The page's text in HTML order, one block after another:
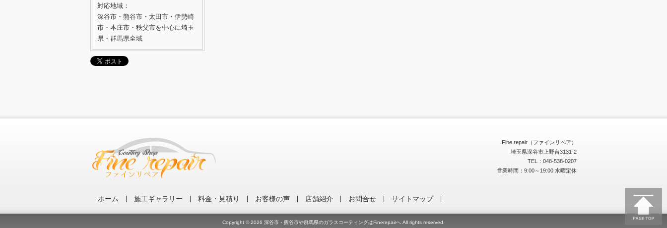
対応地域：
深谷市・熊谷市・太田市・伊勢崎
市・本庄市・秩父市を中心に埼玉
県・群馬県全域
Fine repair（ファインリペア）
埼玉県深谷市上野台3131-2
TEL：048-538-0207
営業時間：9:00～19:00 水曜定休
ホーム 施工ギャラリー 料金・見積り お客様の声 店舗紹介 お問合せ サイトマップ
Copyright © 2026 深谷市・熊谷市や群馬県のガラスコーティングはFinerepairへ All rights reserved.